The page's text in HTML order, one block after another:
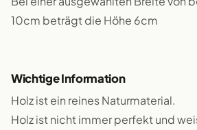
10cm beträgt die Höhe 6cm
Wichtige Information
Holz ist ein reines Naturmaterial.
Holz ist nicht immer perfekt und